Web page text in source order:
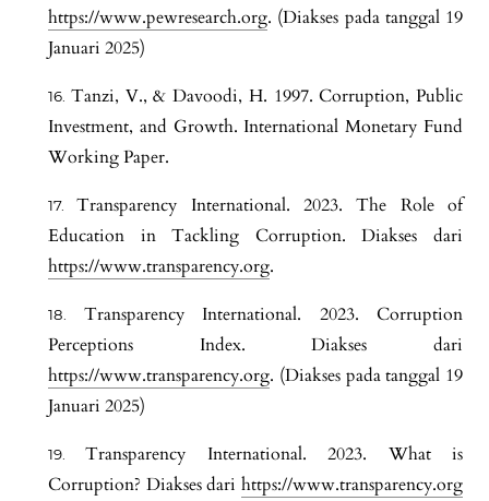
https://www.pewresearch.org. (Diakses pada tanggal 19
Januari 2025)
Tanzi, V., & Davoodi, H. 1997. Corruption, Public
Investment, and Growth. International Monetary Fund
Working Paper.
Transparency International. 2023. The Role of
Education in Tackling Corruption. Diakses dari
https://www.transparency.org.
Transparency International. 2023. Corruption
Perceptions Index. Diakses dari
https://www.transparency.org. (Diakses pada tanggal 19
Januari 2025)
Transparency International. 2023. What is
Corruption? Diakses dari https://www.transparency.org